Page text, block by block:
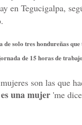
en Tegucigalpa,
solo tres hondureñas
de 15 horas de
son las que
una mujer 'me